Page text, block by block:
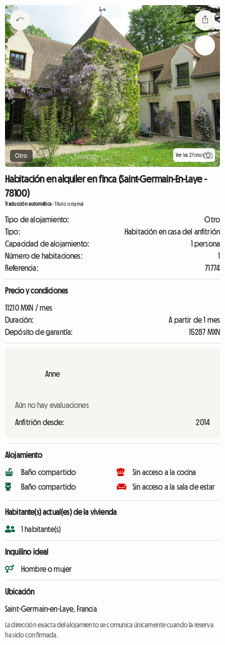
Otro Ver las 2 fotos
Habitación en alquiler en finca (Saint-Germain-En-Laye -
78100)
Traducción automática-Título original
Tipo de alojamiento:
Otro
Tipo:
Habitación en casa del anfitrión
Capacidad de alojamiento:
1 persona
Número de habitaciones:
1
Referencia:
71774
Precio y condiciones
11210 MXN / mes
Duración:
A partir de 1 mes
Depósito de garantía:
15287 MXN
Anne
Aún no hay evaluaciones
Anfitrión desde: 2014
Alojamiento
Baño compartido
Baño compartido
Sin acceso a la cocina
Sin acceso a la sala de estar
Habitante(s) actual(es) de la vivienda
1 habitante(s)
Inquilino ideal
Hombre o mujer
Ubicación
Saint-Germain-en-Laye, Francia
La dirección exacta del alojamiento se comunica únicamente cuando la reserva
ha sido confirmada.